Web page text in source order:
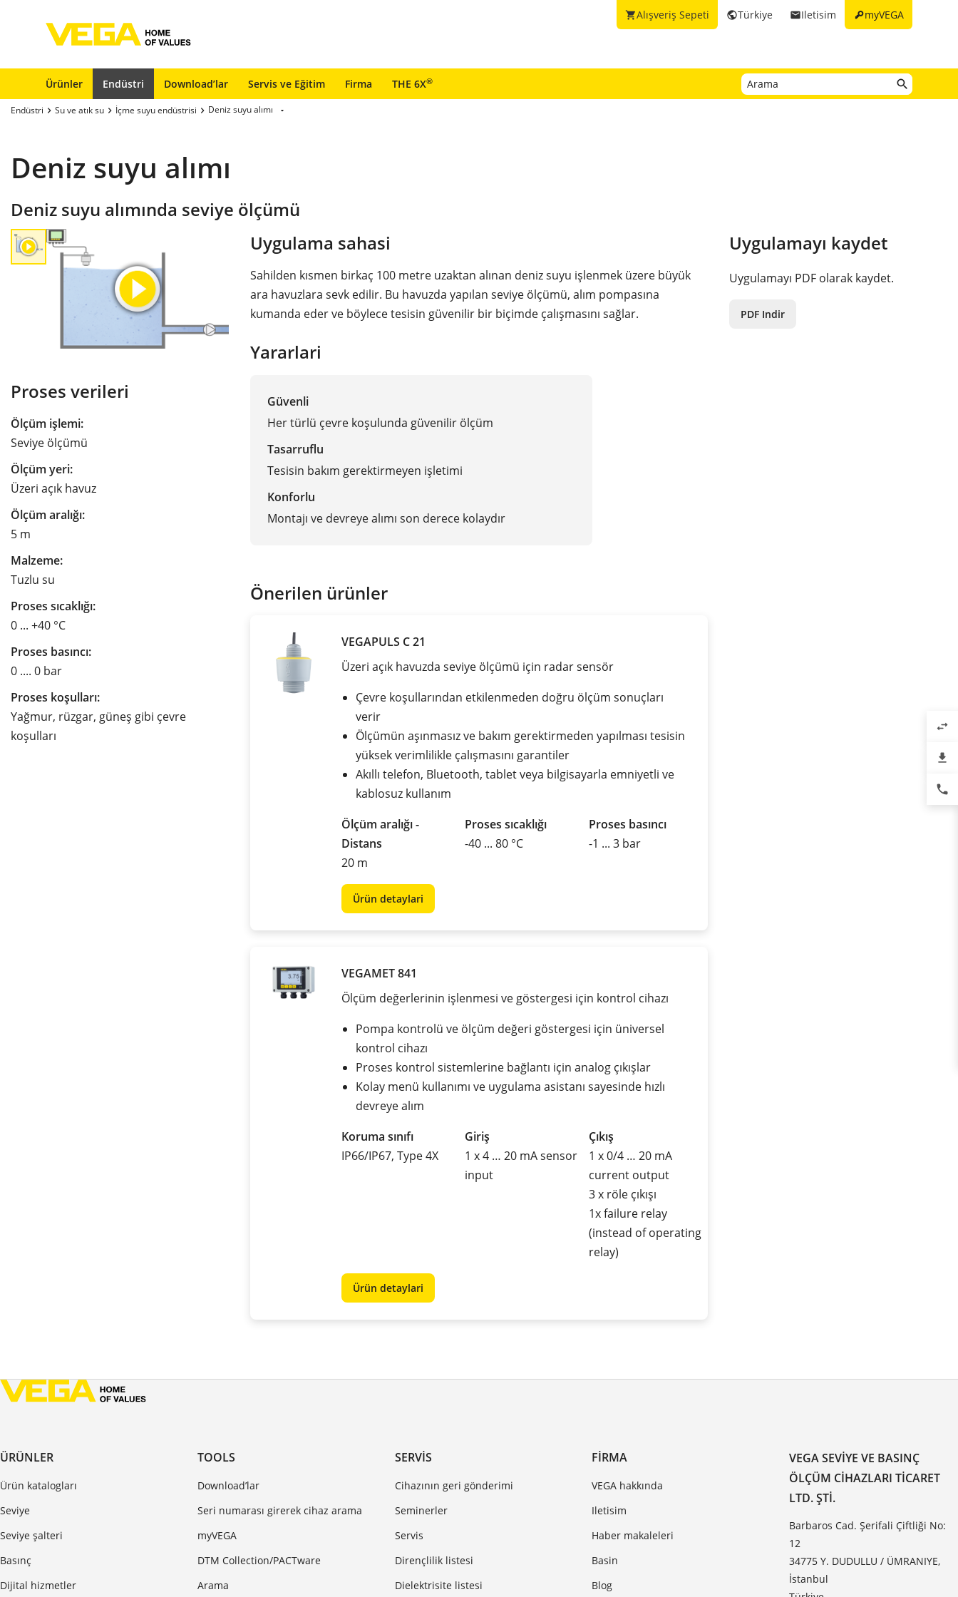
keymyVEGA
emailIletisim
publicTürkiye
shopping_cartAlışveriş Sepeti
Ürünler Endüstri Download’lar Servis ve Eğitim Firma THE 6X®
Endüstri Su ve atık su İçme suyu endüstrisi Deniz suyu alımı
Deniz suyu alımı
Deniz suyu alımında seviye ölçümü
Proses verileri
Ölçüm işlemi:
Seviye ölçümü
Ölçüm yeri:
Üzeri açık havuz
Ölçüm aralığı:
5 m
Malzeme:
Tuzlu su
Proses sıcaklığı:
0 ... +40 °C
Proses basıncı:
0 .... 0 bar
Proses koşulları:
Yağmur, rüzgar, güneş gibi çevre
koşulları
Uygulama sahasi
Sahilden kısmen birkaç 100 metre uzaktan alınan deniz suyu işlenmek üzere büyük
ara havuzlara sevk edilir. Bu havuzda yapılan seviye ölçümü, alım pompasına
kumanda eder ve böylece tesisin güvenilir bir biçimde çalışmasını sağlar.
Yararlari
Güvenli
Her türlü çevre koşulunda güvenilir ölçüm
Tasarruflu
Tesisin bakım gerektirmeyen işletimi
Konforlu
Montajı ve devreye alımı son derece kolaydır
Önerilen ürünler
VEGAPULS C 21
Üzeri açık havuzda seviye ölçümü için radar sensör
Çevre koşullarından etkilenmeden doğru ölçüm sonuçları
verir
Ölçümün aşınmasız ve bakım gerektirmeden yapılması tesisin
yüksek verimlilikle çalışmasını garantiler
Akıllı telefon, Bluetooth, tablet veya bilgisayarla emniyetli ve
kablosuz kullanım
Ölçüm aralığı -
Distans
20 m
Proses sıcaklığı
-40 ... 80 °C
Proses basıncı
-1 ... 3 bar
Ürün detaylari
VEGAMET 841
Ölçüm değerlerinin işlenmesi ve göstergesi için kontrol cihazı
Pompa kontrolü ve ölçüm değeri göstergesi için üniversel
kontrol cihazı
Proses kontrol sistemlerine bağlantı için analog çıkışlar
Kolay menü kullanımı ve uygulama asistanı sayesinde hızlı
devreye alım
Koruma sınıfı
IP66/IP67, Type 4X
Giriş
1 x 4 … 20 mA sensor
input
Çıkış
1 x 0/4 … 20 mA
current output
3 x röle çıkışı
1x failure relay
(instead of operating
relay)
Ürün detaylari
Uygulamayı kaydet
Uygulamayı PDF olarak kaydet.
PDF Indir
ÜRÜNLER
Ürün katalogları
Seviye
Seviye şalteri
Basınç
Dijital hizmetler
TOOLS
Download’lar
Seri numarası girerek cihaz arama
myVEGA
DTM Collection/PACTware
Arama
SERVIS
Cihazının geri gönderimi
Seminerler
Servis
Dirençlilik listesi
Dielektrisite listesi
FIRMA
VEGA hakkında
Iletisim
Haber makaleleri
Basin
Blog
VEGA SEVIYE VE BASINÇ
ÖLÇÜM CIHAZLARI TICARET
LTD. ŞTI.
Barbaros Cad. Şerifali Çiftliği No:
12
34775 Y. DUDULLU / ÜMRANIYE,
İstanbul
swap_horiz
file_download
phone